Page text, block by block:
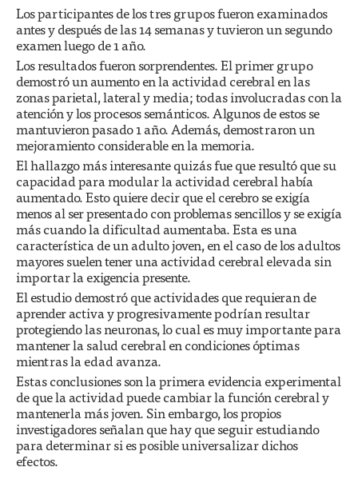
Los participantes de los tres grupos fueron examinados
antes y después de las 14 semanas y tuvieron un segundo
examen luego de 1 año.
Los resultados fueron sorprendentes. El primer grupo
demostró un aumento en la actividad cerebral en las
zonas parietal, lateral y media; todas involucradas con la
atención y los procesos semánticos. Algunos de estos se
mantuvieron pasado 1 año. Además, demostraron un
mejoramiento considerable en la memoria.
El hallazgo más interesante quizás fue que resultó que su
capacidad para modular la actividad cerebral había
aumentado. Esto quiere decir que el cerebro se exigía
menos al ser presentado con problemas sencillos y se exigía
más cuando la dificultad aumentaba. Esta es una
característica de un adulto joven, en el caso de los adultos
mayores suelen tener una actividad cerebral elevada sin
importar la exigencia presente.
El estudio demostró que actividades que requieran de
aprender activa y progresivamente podrían resultar
protegiendo las neuronas, lo cual es muy importante para
mantener la salud cerebral en condiciones óptimas
mientras la edad avanza.
Estas conclusiones son la primera evidencia experimental
de que la actividad puede cambiar la función cerebral y
mantenerla más joven. Sin embargo, los propios
investigadores señalan que hay que seguir estudiando
para determinar si es posible universalizar dichos
efectos.